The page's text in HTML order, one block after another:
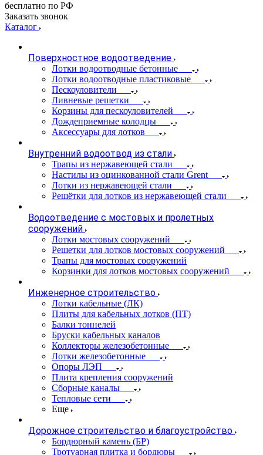
бесплатно по РФ
Заказать звонок
Каталог
Поверхностное водоотведение
Лотки водоотводные бетонные
Лотки водоотводные пластиковые
Пескоуловители
Ливневые решетки
Корзины для пескоуловителей
Дождеприемные колодцы
Аксессуары для лотков
Внутренний водоотвод из стали
Трапы из нержавеющей стали
Настилы из оцинкованной стали Grent
Лотки из нержавеющей стали
Решётки для лотков из нержавеющей стали
Водоотведение с мостовых и пролетных
сооружений
Лотки мостовых сооружений
Решетки для лотков мостовых сооружений
Трапы для мостовых сооружений
Корзинки для лотков мостовых сооружений
Инженерное строительство
Лотки кабельные (ЛК)
Плиты для кабельных лотков (ПТ)
Балки тоннелей
Бруски кабельных каналов
Коллекторы железобетонные
Лотки железобетонные
Опоры ЛЭП
Плита крепления сооружений
Сборные каналы
Тепловые сети
Еще
Дорожное строительство и благоустройство
Бордюрный камень (БР)
Тротуарная плитка и бордюры